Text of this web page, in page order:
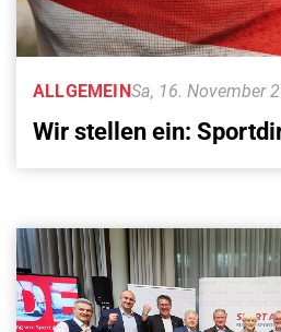
Sa, 16. November
ALLGEMEIN
Wir stellen ein: